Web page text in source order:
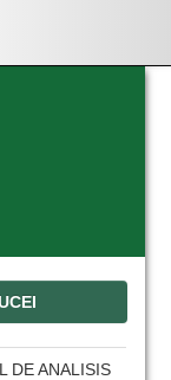
DE ANALISIS